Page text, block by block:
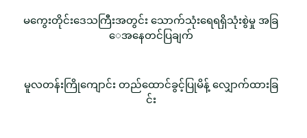
မကွေးတိုင်းဒေသကြီးအတွင်း သောက်သုံးရေရရှိသုံးစွဲမှု အခြ
ေအနေတင်ပြချက်
မူလတန်းကြိုကျောင်း တည်ထောင်ခွင့်ပြုမိန့် လျှောက်ထားခြ
င်း